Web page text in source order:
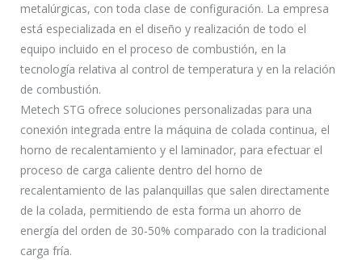
metalúrgicas, con toda clase de configuración. La empresa
está especializada en el diseño y realización de todo el
equipo incluido en el proceso de combustión, en la
tecnología relativa al control de temperatura y en la relación
de combustión.
Metech STG ofrece soluciones personalizadas para una
conexión integrada entre la máquina de colada continua, el
horno de recalentamiento y el laminador, para efectuar el
proceso de carga caliente dentro del horno de
recalentamiento de las palanquillas que salen directamente
de la colada, permitiendo de esta forma un ahorro de
energía del orden de 30-50% comparado con la tradicional
carga fría.